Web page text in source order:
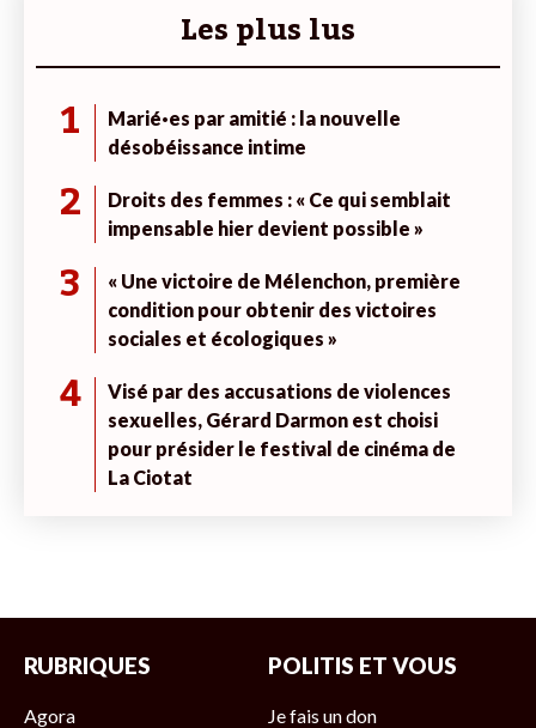
Les plus lus
1
Marié·es par amitié : la nouvelle
désobéissance intime
2
Droits des femmes : « Ce qui semblait
impensable hier devient possible »
3
« Une victoire de Mélenchon, première
condition pour obtenir des victoires
sociales et écologiques »
4
Visé par des accusations de violences
sexuelles, Gérard Darmon est choisi
pour présider le festival de cinéma de
La Ciotat
RUBRIQUES
Agora
POLITIS ET VOUS
Je fais un don